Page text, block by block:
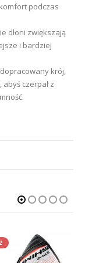
podczas
dłoni zwiększają
i bardziej
krój,
czerpał z